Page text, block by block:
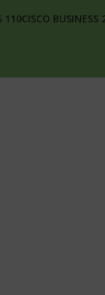
110CISCO BUSINESS